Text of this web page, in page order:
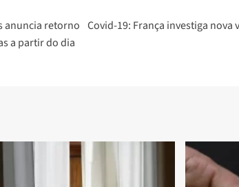
anuncia retorno
a partir do dia
Covid-19: França investiga nova